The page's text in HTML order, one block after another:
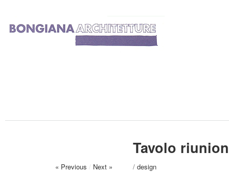
Tavolo
« Previous / Next » / design